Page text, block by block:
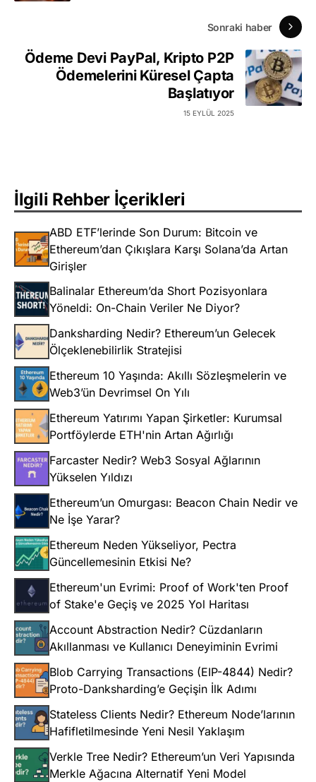
Sonraki haber
Ödeme Devi PayPal, Kripto P2P
Ödemelerini Küresel Çapta
Başlatıyor
15 EYLÜL 2025
İlgili Rehber İçerikleri
ABD ETF’lerinde Son Durum: Bitcoin ve
Ethereum’dan Çıkışlara Karşı Solana’da Artan
Girişler
Balinalar Ethereum’da Short Pozisyonlara
Yöneldi: On-Chain Veriler Ne Diyor?
Danksharding Nedir? Ethereum’un Gelecek
Ölçeklenebilirlik Stratejisi
Ethereum 10 Yaşında: Akıllı Sözleşmelerin ve
Web3’ün Devrimsel On Yılı
Ethereum Yatırımı Yapan Şirketler: Kurumsal
Portföylerde ETH'nin Artan Ağırlığı
Farcaster Nedir? Web3 Sosyal Ağlarının
Yükselen Yıldızı
Ethereum’un Omurgası: Beacon Chain Nedir ve
Ne İşe Yarar?
Ethereum Neden Yükseliyor, Pectra
Güncellemesinin Etkisi Ne?
Ethereum'un Evrimi: Proof of Work'ten Proof
of Stake'e Geçiş ve 2025 Yol Haritası
Account Abstraction Nedir? Cüzdanların
Akıllanması ve Kullanıcı Deneyiminin Evrimi
Blob Carrying Transactions (EIP-4844) Nedir?
Proto-Danksharding’e Geçişin İlk Adımı
Stateless Clients Nedir? Ethereum Node’larının
Hafifletilmesinde Yeni Nesil Yaklaşım
Verkle Tree Nedir? Ethereum’un Veri Yapısında
Merkle Ağacına Alternatif Yeni Model